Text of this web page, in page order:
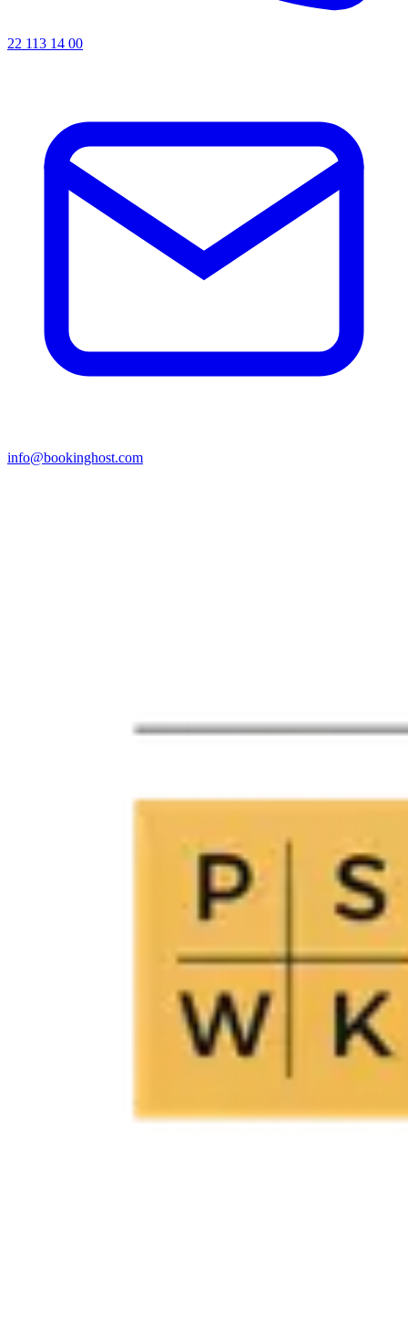
22 113 14 00
info@bookinghost.com